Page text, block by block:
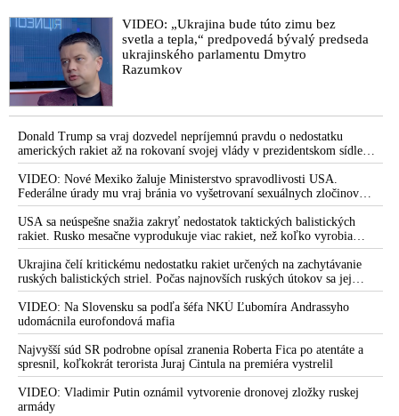
že USA Ukrajine nedodajú protiraketové
systémy Patriot
VIDEO: „Ukrajina bude túto zimu bez
svetla a tepla,“ predpovedá bývalý predseda
ukrajinského parlamentu Dmytro
Razumkov
Donald Trump sa vraj dozvedel nepríjemnú pravdu o nedostatku
amerických rakiet až na rokovaní svojej vlády v prezidentskom sídle
Camp David v Marylande, a preto musel odložiť plánované útoky na
Irán. Prezident USA sa pre to údajne pohádal so šéfom Pentagónu, lebo
bol presvedčený o opaku
VIDEO: Nové Mexiko žaluje Ministerstvo spravodlivosti USA.
Federálne úrady mu vraj bránia vo vyšetrovaní sexuálnych zločinov
organizátora pedofilnej siete Jeffreyho Epsteina. Ten mal nariadiť, aby
dve dievčatá zo zahraničia, ktoré boli uškrtené počas drsného
fetišistického sexu, pochovali v blízkosti jeho ranča v tomto americkom
štáte
USA sa neúspešne snažia zakryť nedostatok taktických balistických
rakiet. Rusko mesačne vyprodukuje viac rakiet, než koľko vyrobia
všetci producenti systémov Patriot dohromady
Ukrajina čelí kritickému nedostatku rakiet určených na zachytávanie
ruských balistických striel. Počas najnovších ruských útokov sa jej
nepodarilo zostreliť ani jednu. Volodymyr Zelenskyj sa v zúfalstve snaží
prostredníctvom NATO zabezpečiť ich dodávky
VIDEO: Na Slovensku sa podľa šéfa NKÚ Ľubomíra Andrassyho
udomácnila eurofondová mafia
Najvyšší súd SR podrobne opísal zranenia Roberta Fica po atentáte a
spresnil, koľkokrát terorista Juraj Cintula na premiéra vystrelil
VIDEO: Vladimir Putin oznámil vytvorenie dronovej zložky ruskej
armády